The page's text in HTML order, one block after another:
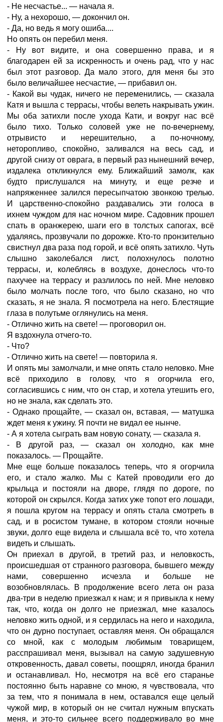
- Не несчастье... — начала я.
- Ну, а нехорошо, — докончил он.
- Да, но ведь я могу ошиба....
Но опять он перебил меня.
- Ну вот видите, и она совершенно права, и я
благодарен ей за искренность и очень рад, что у нас
был этот разговор. Да мало этого, для меня бы это
было величайшее несчастие, — прибавил он.
- Какой вы чудак, ничего не переменились, — сказала
Катя и вышла с террасы, чтобы велеть накрывать ужин.
Мы оба затихли после ухода Кати, и вокруг нас всё
было тихо. Только соловей уже не по-вечернему,
отрывисто и нерешительно, а по-ночному,
неторопливо, спокойно, заливался на весь сад, и
другой снизу от оврага, в первый раз нынешний вечер,
издалека откликнулся ему. Ближайший замолк, как
будто прислушался на минуту, и еще резче и
напряженнее залился пересыпчатою звонкою трелью.
И царственно-спокойно раздавались эти голоса в
ихнем чуждом для нас ночном мире. Садовник прошел
спать в оранжерею, шаги его в толстых сапогах, всё
удаляясь, прозвучали по дорожке. Кто-то пронзительно
свистнул два раза под горой, и всё опять затихло. Чуть
слышно заколебался лист, полохнулось полотно
террасы, и, колеблясь в воздухе, донеслось что-то
пахучее на террасу и разлилось по ней. Мне неловко
было молчать после того, что было сказано, но что
сказать, я не знала. Я посмотрела на него. Блестящие
глаза в полутьме оглянулись на меня.
- Отлично жить на свете! — проговорил он.
Я вздохнула отчего-то.
- Что?
- Отлично жить на свете! — повторила я.
И опять мы замолчали, и мне опять стало неловко. Мне
всё приходило в голову, что я огорчила его,
согласившись с ним, что он стар, и хотела утешить его,
но не знала, как сделать это.
- Однако прощайте, — сказал он, вставая, — матушка
ждет меня к ужину. Я почти не видал ее нынче.
- А я хотела сыграть вам новую сонату, — сказала я.
- В другой раз, — сказал он холодно, как мне
показалось. — Прощайте.
Мне еще больше показалось теперь, что я огорчила
его, и стало жалко. Мы с Катей проводили его до
крыльца и постояли на дворе, глядя по дороге, по
которой он скрылся. Когда затих уже топот его лошади,
я пошла кругом на террасу и опять стала смотреть в
сад, и в росистом тумане, в котором стояли ночные
звуки, долго еще видела и слышала всё то, что хотела
видеть и слышать.
Он приехал в другой, в третий раз, и неловкость,
происшедшая от странного разговора, бывшего между
нами, совершенно исчезла и больше не
возобновлялась. В продолжение всего лета он раза
два-три в неделю приезжал к нам; и я привыкла к нему
так, что, когда он долго не приезжал, мне казалось
неловко жить одной, и я сердилась на него и находила,
что он дурно поступает, оставляя меня. Он обращался
со мной, как с молодым любимым товарищем,
расспрашивал меня, вызывал на самую задушевную
откровенность, давал советы, поощрял, иногда бранил
и останавливал. Но, несмотря на всё его старанье
постоянно быть наравне со мною, я чувствовала, что
за тем, что я понимала в нем, оставался еще целый
чужой мир, в который он не считал нужным впускать
меня, и это-то сильнее всего поддерживало во мне